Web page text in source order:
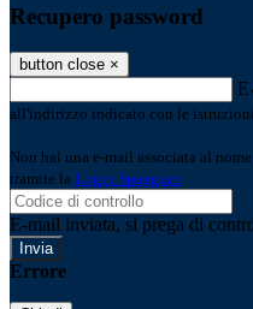
Recupero password
button close ×
all'indirizzo indicato con le istruzioni
Non hai una e-mail associata al
tramite la Login Spaggiari
E-mail inviata, si prega di
Errore